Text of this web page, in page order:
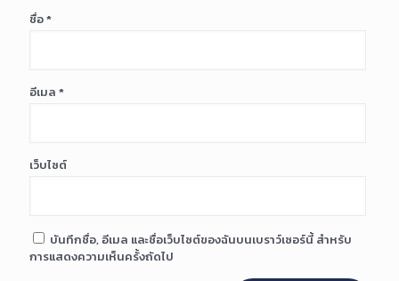
ชื่อ*
อีเมล *
เว็บไซต์
บันทึกชื่อ, อีเมล และชื่อเว็บไซต์ของฉันบนเบราว์เซอร์นี้ สำหรับ
การแสดงความเห็นครั้งถัดไป